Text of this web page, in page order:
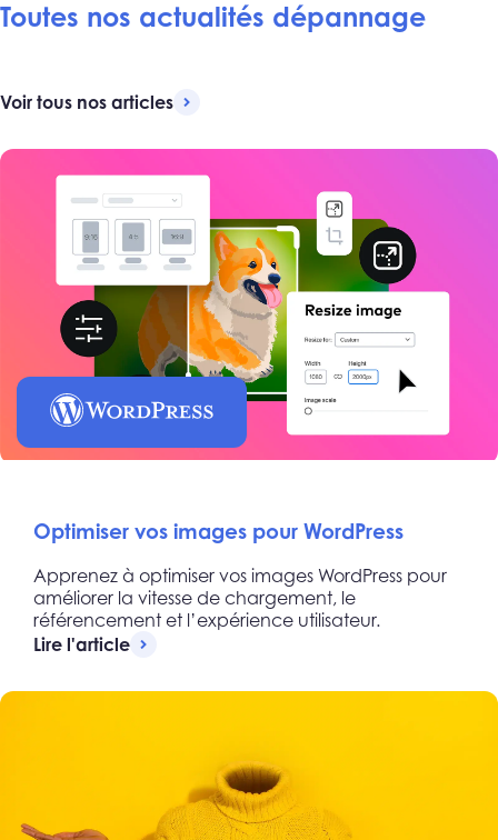
Toutes nos actualités dépannage
Voir tous nos articles
Optimiser vos images pour WordPress
Apprenez à optimiser vos images WordPress pour
améliorer la vitesse de chargement, le
référencement et l’expérience utilisateur.
Lire l'article